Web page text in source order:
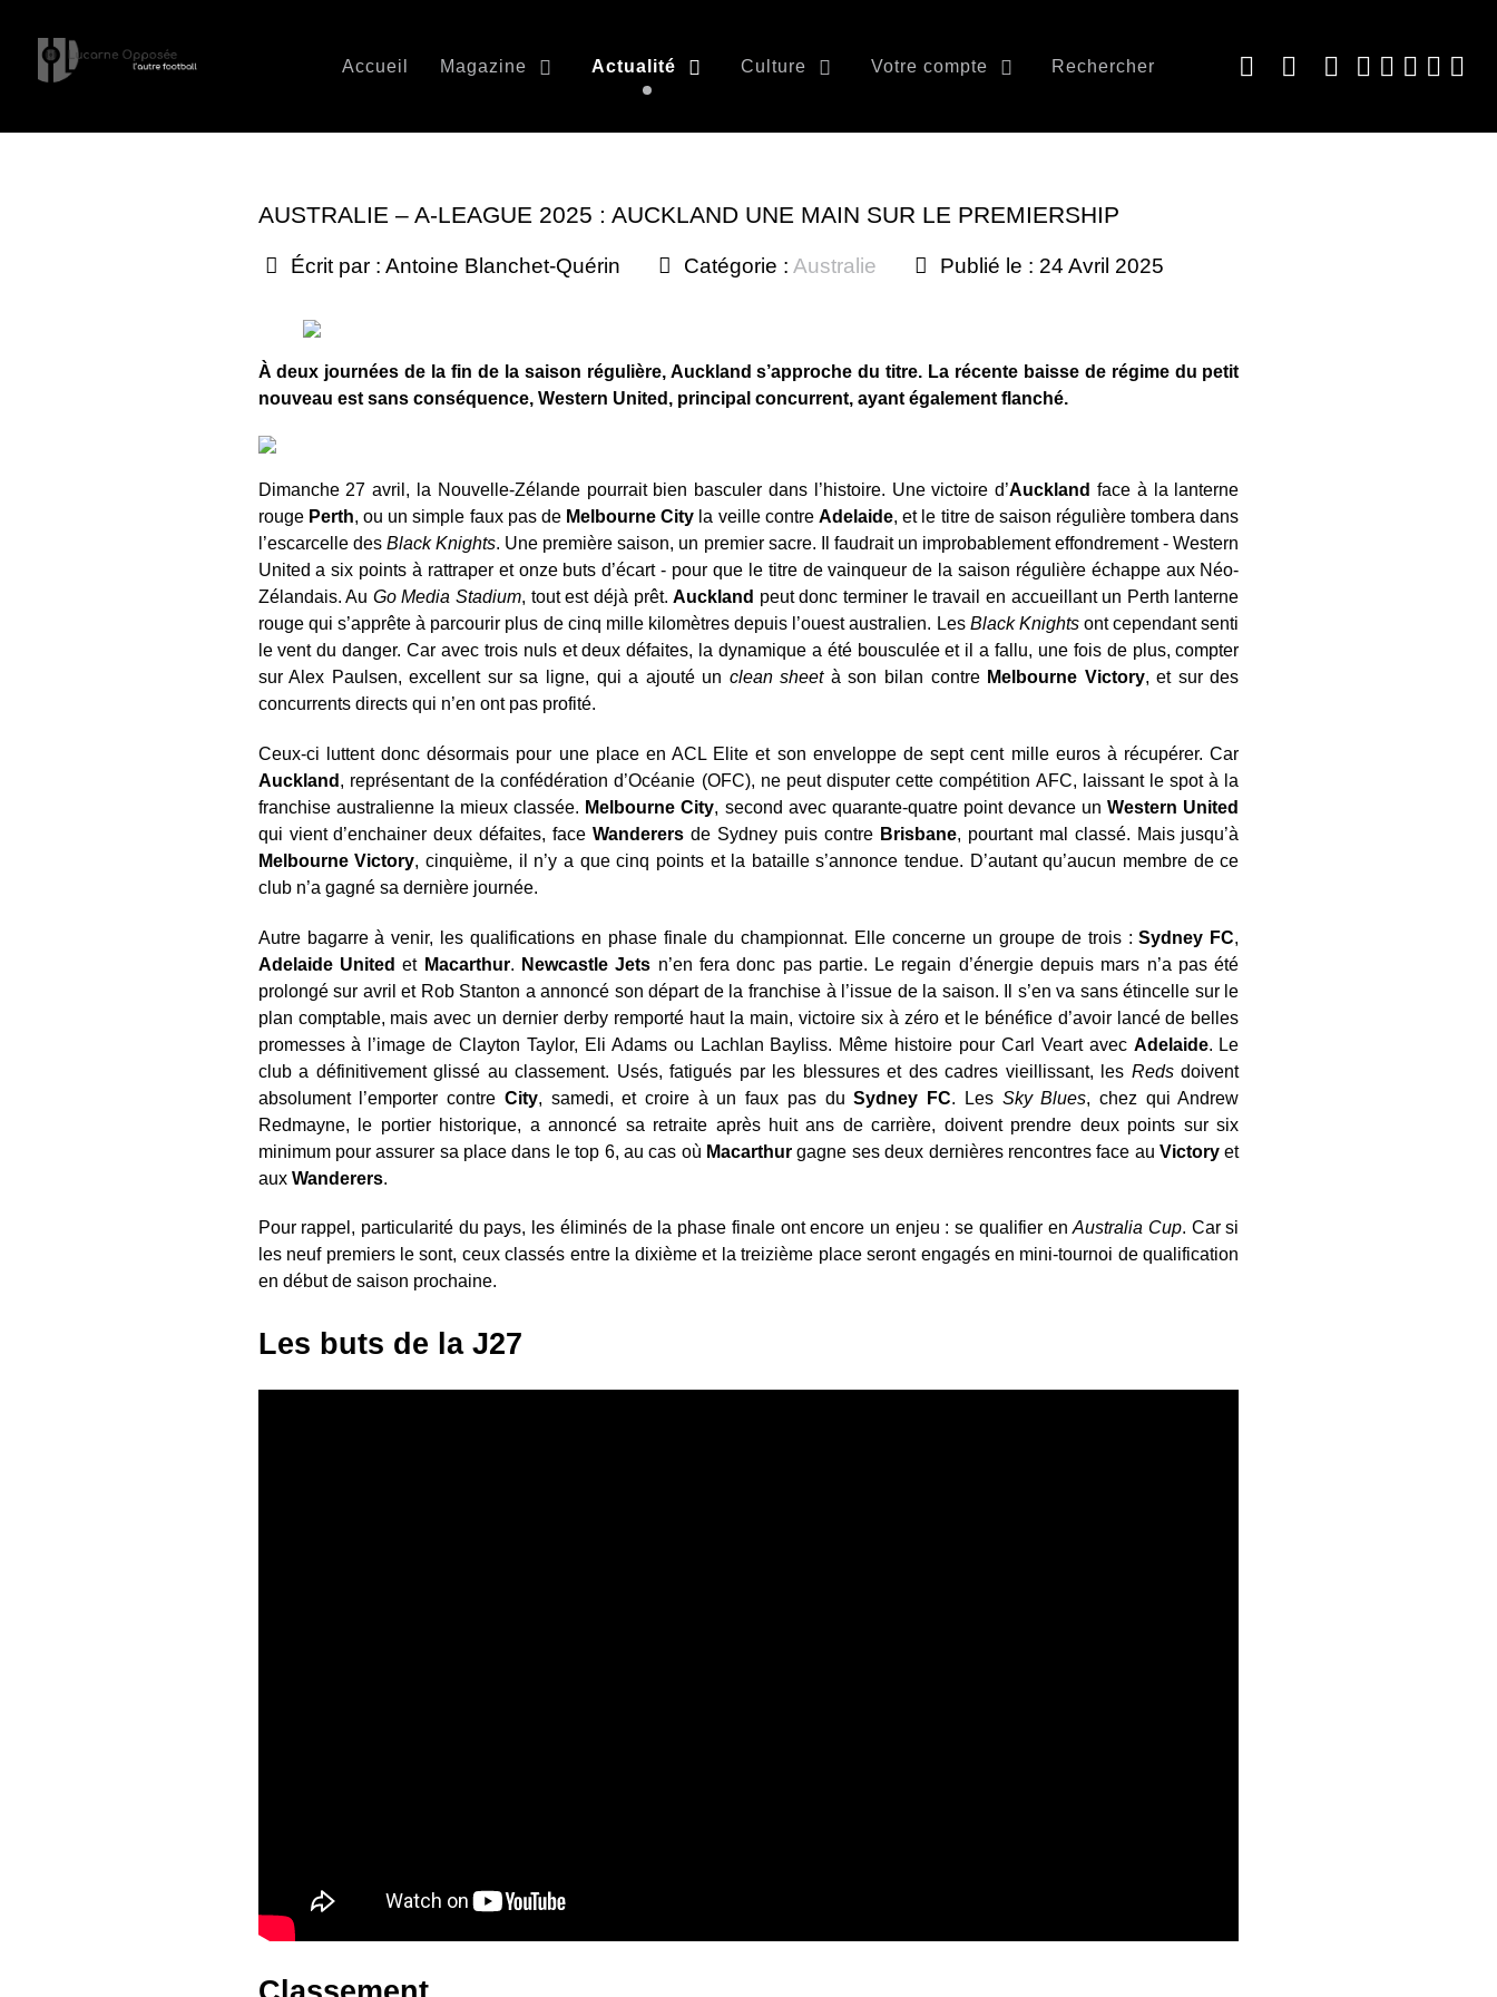
Accueil Magazine Actualité Culture Votre compte Rechercher
AUSTRALIE – A-LEAGUE 2025 : AUCKLAND UNE MAIN SUR LE PREMIERSHIP
Écrit par : Antoine Blanchet-Quérin Catégorie : Australie Publié le : 24 Avril 2025
À deux journées de la fin de la saison régulière, Auckland s’approche du titre. La récente baisse de régime du petit
nouveau est sans conséquence, Western United, principal concurrent, ayant également flanché.
Dimanche 27 avril, la Nouvelle-Zélande pourrait bien basculer dans l’histoire. Une victoire d’Aucklandface à la lanterne
rouge Perth, ou un simple faux pas de Melbourne City la veille contre Adelaide, et le titre de saison régulière tombera dans
l’escarcelle des Black Knights. Une première saison, un premier sacre. Il faudrait un improbablement effondrement - Western
United a six points à rattraper et onze buts d’écart - pour que le titre de vainqueur de la saison régulière échappe aux Néo-
Zélandais. Au Go Media Stadium, tout est déjà prêt.Auckland peut donc terminer le travail en accueillant un Perth lanterne
rouge qui s’apprête à parcourir plus de cinq mille kilomètres depuis l’ouest australien. Les Black Knightsont cependant senti
le vent du danger. Car avec trois nuls et deux défaites, la dynamique a été bousculée et il a fallu, une fois de plus, compter
sur Alex Paulsen, excellent sur sa ligne, qui a ajouté un clean sheet à son bilan contre Melbourne Victory, et sur des
concurrents directs qui n’en ont pas profité.
Ceux-ci luttent donc désormais pour une place en ACL Elite et son enveloppe de sept cent mille euros à récupérer. Car
Auckland , représentant de la confédération d’Océanie (OFC), ne peut disputer cette compétition AFC, laissant le spot à la
franchise australienne la mieux classée. Melbourne City, second avec quarante-quatre point devance unWestern United
qui vient d’enchainer deux défaites, faceWanderers de Sydney puis contre Brisbane, pourtant mal classé. Mais jusqu’à
Melbourne Victory, cinquième, il n’y a que cinq points et la bataille s’annonce tendue. D’autant qu’aucun membre de ce
club n’a gagné sa dernière journée.
Autre bagarre à venir, les qualifications en phase finale du championnat. Elle concerne un groupe de trois :Sydney FC,
Adelaide United et Macarthur. Newcastle Jets n’en fera donc pas partie. Le regain d’énergie depuis mars n’a pas été
prolongé sur avril et Rob Stanton a annoncé son départ de la franchise à l’issue de la saison. Il s’en va sans étincelle sur le
plan comptable, mais avec un dernier derby remporté haut la main, victoire six à zéro et le bénéfice d’avoir lancé de belles
promesses à l’image de Clayton Taylor, Eli Adams ou Lachlan Bayliss. Même histoire pour Carl Veart avec Adelaide. Le
club a définitivement glissé au classement. Usés, fatigués par les blessures et des cadres vieillissant, les Redsdoivent
absolument l’emporter contre City, samedi, et croire à un faux pas duSydney FC. LesSky Blues, chez qui Andrew
Redmayne, le portier historique, a annoncé sa retraite après huit ans de carrière, doivent prendre deux points sur six
minimum pour assurer sa place dans le top 6, au cas où Macarthur gagne ses deux dernières rencontres face auVictory et
aux Wanderers.
Pour rappel, particularité du pays, les éliminés de la phase finale ont encore un enjeu : se qualifier enAustralia Cup. Car si
les neuf premiers le sont, ceux classés entre la dixième et la treizième place seront engagés en mini-tournoi de qualification
en début de saison prochaine.
Les buts de la J27